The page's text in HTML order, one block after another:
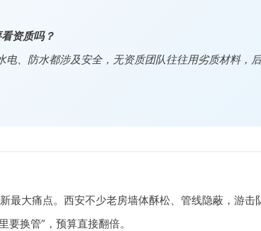
资质吗？
电、防水都涉及安全，无资质团队往往用劣质材料，
最大痛点。西安不少老房墙体酥松、管线隐蔽，游击
要换管”，预算直接翻倍。